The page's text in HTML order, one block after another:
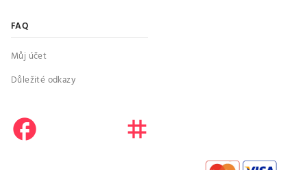
FAQ
Můj účet
Důležité odkazy
facebook
instagram